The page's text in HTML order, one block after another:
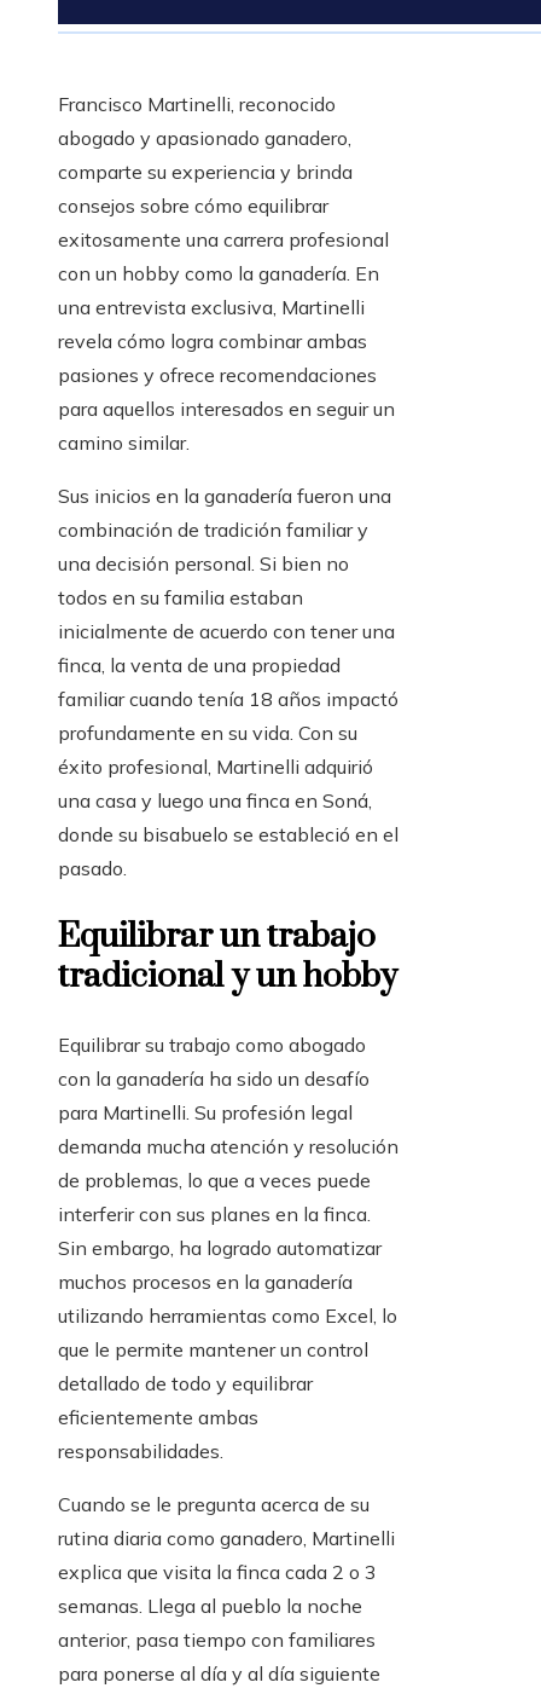
Francisco Martinelli, reconocido
abogado y apasionado ganadero,
comparte su experiencia y brinda
consejos sobre cómo equilibrar
exitosamente una carrera profesional
con un hobby como la ganadería. En
una entrevista exclusiva, Martinelli
revela cómo logra combinar ambas
pasiones y ofrece recomendaciones
para aquellos interesados en seguir un
camino similar.
Sus inicios en la ganadería fueron una
combinación de tradición familiar y
una decisión personal. Si bien no
todos en su familia estaban
inicialmente de acuerdo con tener una
finca, la venta de una propiedad
familiar cuando tenía 18 años impactó
profundamente en su vida. Con su
éxito profesional, Martinelli adquirió
una casa y luego una finca en Soná,
donde su bisabuelo se estableció en el
pasado.
Equilibrar un trabajo
tradicional y un hobby
Equilibrar su trabajo como abogado
con la ganadería ha sido un desafío
para Martinelli. Su profesión legal
demanda mucha atención y resolución
de problemas, lo que a veces puede
interferir con sus planes en la finca.
Sin embargo, ha logrado automatizar
muchos procesos en la ganadería
utilizando herramientas como Excel, lo
que le permite mantener un control
detallado de todo y equilibrar
eficientemente ambas
responsabilidades.
Cuando se le pregunta acerca de su
rutina diaria como ganadero, Martinelli
explica que visita la finca cada 2 o 3
semanas. Llega al pueblo la noche
anterior, pasa tiempo con familiares
para ponerse al día y al día siguiente